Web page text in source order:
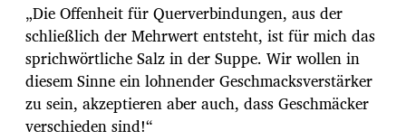
„Die Offenheit für Querverbindungen, aus der
schließlich der Mehrwert entsteht, ist für mich das
sprichwörtliche Salz in der Suppe. Wir wollen in
diesem Sinne ein lohnender Geschmacksverstärker
zu sein, akzeptieren aber auch, dass Geschmäcker
verschieden sind!“